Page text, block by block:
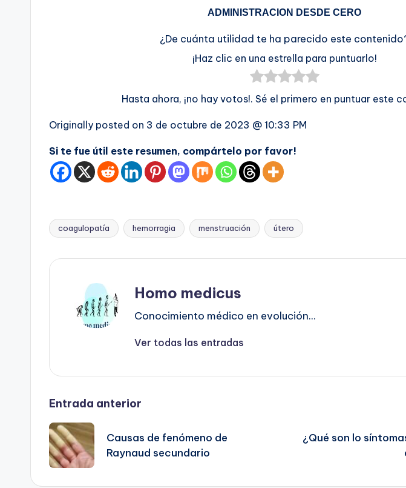
ADMINISTRACION DESDE CERO
¿De cuánta utilidad te ha parecido este
¡Haz clic en una estrella para puntuarlo!
Hasta ahora, ¡no hay votos!. Sé el primero en puntuar este
Originally posted on 3 de octubre de 2023 @ 10:33 PM
Si te fue útil este resumen, compártelo por favor!
Etiquetas:
coagulopatía hemorragia menstruación útero
Homo medicus
Conocimiento médico en evolución...
Ver todas las entradas
Navegación
de
entradas
Entrada anterior
Causas de fenómeno de
Raynaud secundario
¿Qué son lo